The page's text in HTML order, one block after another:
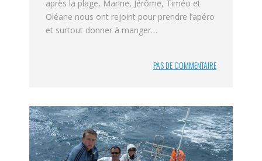
après la plage, Marine, Jérôme, Timéo et
Oléane nous ont rejoint pour prendre l’apéro
et surtout donner à manger…
PAS DE COMMENTAIRE